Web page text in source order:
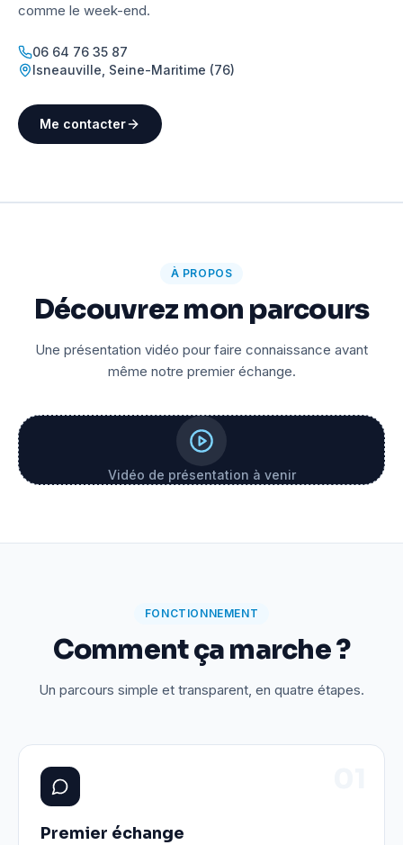
comme le week-end.
06 64 76 35 87
Isneauville Seine-Maritime (76)
Me contacter
À PROPOS
Découvrez mon parcours
Une présentation vidéo pour faire connaissance avant
même notre premier échange.
Vidéo de présentation à venir
FONCTIONNEMENT
Comment ça marche ?
Un parcours simple et transparent, en quatre étapes.
Premier échange